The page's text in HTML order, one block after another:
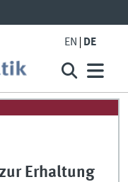
EN DE
Erhaltung